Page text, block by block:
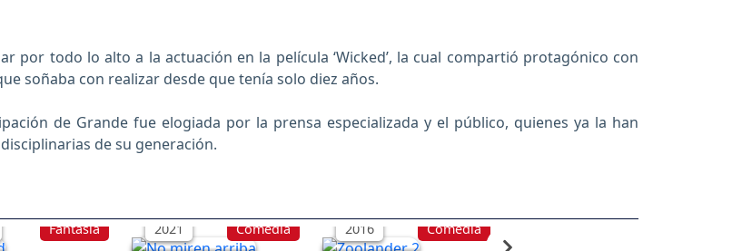
por todo lo alto a la actuación en la película ‘Wicked’, la cual compartió protagónico con
soñaba con realizar desde que tenía solo diez años.
de Grande fue elogiada por la prensa especializada y el público, quienes ya la han
de su generación.
Fantasía 2021 Comedia 2016 Comedia